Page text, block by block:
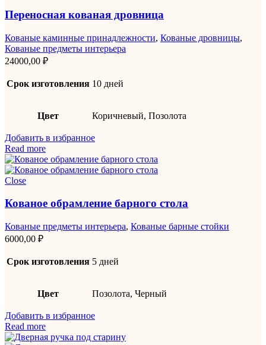
Переносная кованая дровница
Кованые каминные принадлежности, Кованые дровницы,
Кованые предметы интерьера
24000,00 ₽
Срок изготовления 10 дней
Цвет Коричневый, Позолота
Добавить в избранное
Read more
Close
Кованое обрамление барного стола
Кованые предметы интерьера, Кованые барные стойки
6000,00 ₽
Срок изготовления 5 дней
Цвет Позолота, Черный
Добавить в избранное
Read more